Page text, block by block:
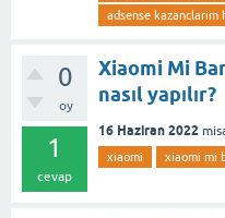
adsense kazanclarim
0
oy
1
cevap
Xiaomi Mi
nasıl yapılır?
16 Haziran 2022
xiaomi xiaomi mi